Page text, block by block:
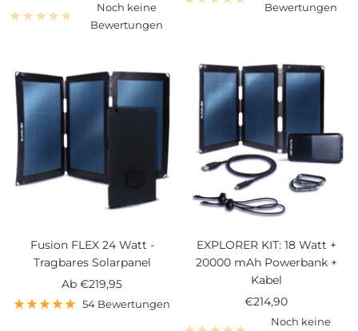
Noch keine
Bewertungen
Bewertungen
Fusion FLEX 24 Watt -
Tragbares Solarpanel
Angebotspreis
Ab €219,95
54 Bewertungen
EXPLORER KIT: 18 Watt +
20000 mAh Powerbank +
Kabel
Angebotspreis
€214,90
Noch keine